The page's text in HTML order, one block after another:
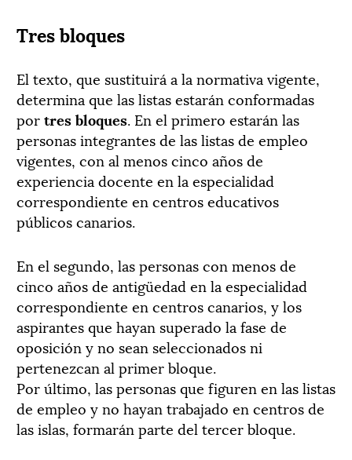
Tres bloques
El texto, que sustituirá a la normativa vigente,
determina que las listas estarán conformadas
portres bloques. En el primero estarán las
personas integrantes de las listas de empleo
vigentes, con al menos cinco años de
experiencia docente en la especialidad
correspondiente en centros educativos
públicos canarios.
En el segundo, las personas con menos de
cinco años de antigüedad en la especialidad
correspondiente en centros canarios, y los
aspirantes que hayan superado la fase de
oposición y no sean seleccionados ni
pertenezcan al primer bloque.
Por último, las personas que figuren en las listas
de empleo y no hayan trabajado en centros de
las islas, formarán parte del tercer bloque.